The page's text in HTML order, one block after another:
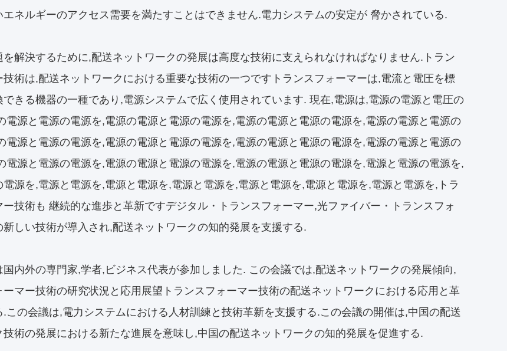
エネルギーのアクセス需要を満たすことはできません.電力システムの安定が 脅かされている.
を解決するために,配送ネットワークの発展は高度な技術に支えられなければなりません.トラン
技術は,配送ネットワークにおける重要な技術の一つですトランスフォーマーは,電流と電圧を標
できる機器の一種であり,電源システムで広く使用されています. 現在,電源は,電源の電源と電圧の
電源と電源の電源を,電源の電源と電源の電源を,電源の電源と電源の電源を,電源の電源と電源の
電源と電源の電源を,電源の電源と電源の電源を,電源の電源と電源の電源を,電源の電源と電源の
電源と電源の電源を,電源の電源と電源の電源を,電源の電源と電源の電源を,電源と電源の電源を,
電源を,電源と電源を,電源と電源を,電源と電源を,電源と電源を,電源と電源を,電源と電源を,トラ
ー技術も 継続的な進歩と革新ですデジタル・トランスフォーマー,光ファイバー・トランスフォ
新しい技術が導入され,配送ネットワークの知的発展を支援する.
国内外の専門家,学者,ビジネス代表が参加しました. この会議では,配送ネットワークの発展傾向,
ーマー技術の研究状況と応用展望トランスフォーマー技術の配送ネットワークにおける応用と革
.この会議は,電力システムにおける人材訓練と技術革新を支援する.この会議の開催は,中国の配送
技術の発展における新たな進展を意味し,中国の配送ネットワークの知的発展を促進する.